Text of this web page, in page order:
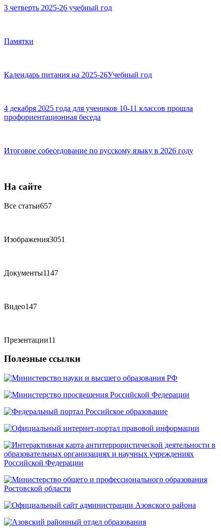
3 четверть 2025-26 учебный год
Памятки
Календарь питания на 2025-26Учебный год
4 декабря 2025 года для учеников 10-11 классов прошла
профориентационная беседа
Итоговое собеседование по русскому языку в 2026 году
На сайте
Все статьи657
Изображения3051
Документы1147
Видео147
Презентации11
Полезные ссылки